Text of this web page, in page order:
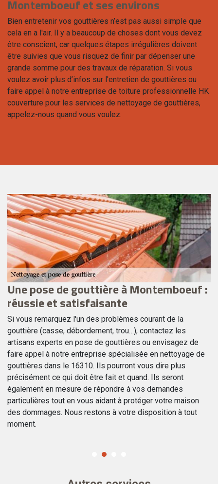
Montemboeuf et ses environs
Bien entretenir vos gouttières n’est pas aussi simple que
cela en a l'air. Il y a beaucoup de choses dont vous devez
être conscient, car quelques étapes irrégulières doivent
être suivies que vous risquez de finir par dépenser une
grande somme pour des travaux de réparation. Si vous
voulez avoir plus d’infos sur l'entretien de gouttières ou
faire appel à notre entreprise de toiture professionnelle HK
couverture pour les services de nettoyage de gouttières,
appelez-nous quand vous voulez.
Une pose de gouttière à Montemboeuf :
réussie et satisfaisante
Si vous remarquez l'un des problèmes courant de la
gouttière (casse, débordement, trou…), contactez les
artisans experts en pose de gouttières ou envisagez de
faire appel à notre entreprise spécialisée en nettoyage de
gouttières dans le 16310. Ils pourront vous dire plus
précisément ce qui doit être fait et quand. Ils seront
également en mesure de répondre à vos demandes
particulières tout en vous aidant à protéger votre maison
des dommages. Nous restons à votre disposition à tout
moment.